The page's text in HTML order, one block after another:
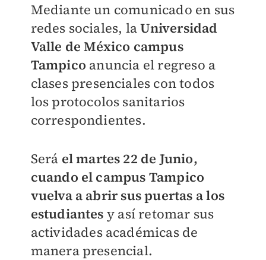
Mediante un comunicado en sus
redes sociales, laUniversidad
Valle de México campus
Tampico anuncia el regreso a
clases presenciales con todos
los protocolos sanitarios
correspondientes.
Será el martes 22 de Junio,
cuando el campus Tampico
vuelva a abrir sus puertas a los
estudiantes y así retomar sus
actividades académicas de
manera presencial.